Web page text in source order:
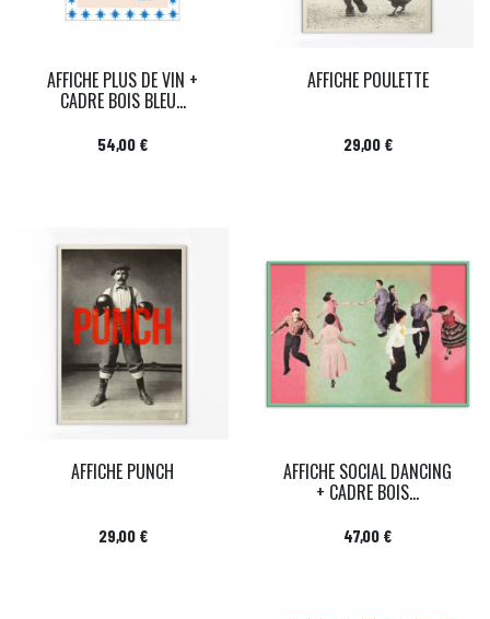
AFFICHE PLUS DE VIN +
CADRE BOIS BLEU...
Prix
54,00 €
AFFICHE POULETTE
Prix
29,00 €
AFFICHE PUNCH
Prix
29,00 €
AFFICHE SOCIAL DANCING
+ CADRE BOIS...
Prix
47,00 €